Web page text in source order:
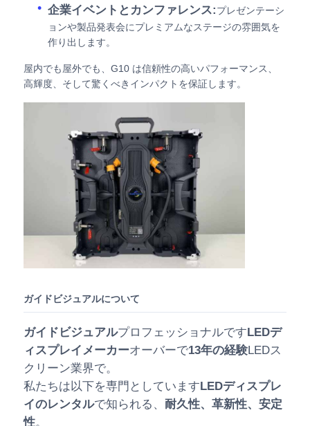
企業イベントとカンファレンス:プレゼンテーシ
ョンや製品発表会にプレミアムなステージの雰囲気を
作り出します。
屋内でも屋外でも、G10 は信頼性の高いパフォーマンス、
高輝度、そして驚くべきインパクトを保証します。
ガイドビジュアルについて
ガイドビジュアルプロフェッショナルですLEDデ
ィスプレイメーカーオーバーで13年の経験LEDス
クリーン業界で。
私たちは以下を専門としていますLEDディスプレ
イのレンタルで知られる、耐久性、革新性、安定
性。